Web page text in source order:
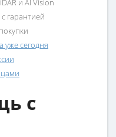
и AI Vision
гарантией
уже сегодня
с